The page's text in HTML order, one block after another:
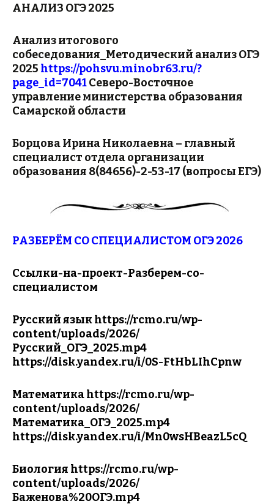
АНАЛИЗ ОГЭ 2025
Анализ итогового
собеседования_Методический анализ ОГЭ
2025 https://pohsvu.minobr63.ru/?
page_id=7041Северо-Восточное
управление министерства образования
Самарской области
Борцова Ирина Николаевна – главный
специалист отдела организации
образования 8(84656)-2-53-17 (вопросы ЕГЭ)
РАЗБЕРЁМ СО СПЕЦИАЛИСТОМ ОГЭ 2026
Ссылки-на-проект-Разберем-со-
специалистом
Русский языкhttps://rcmo.ru/wp-
content/uploads/2026/
Русский_ОГЭ_2025.mp4
https://disk.yandex.ru/i/0S-FtHbLIhCpnw
Математикаhttps://rcmo.ru/wp-
content/uploads/2026/
Математика_ОГЭ_2025.mp4
https://disk.yandex.ru/i/Mn0wsHBeazL5cQ
Биология https://rcmo.ru/wp-
content/uploads/2026/
Баженова%20ОГЭ.mp4